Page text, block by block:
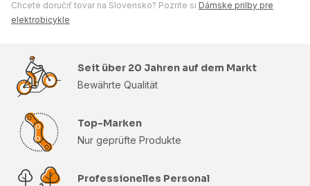
Chcete doručiť tovar na Slovensko? Pozrite si Dámske prilby pre
elektrobicykle
Seit über 20 Jahren auf dem Markt
Bewährte Qualität
Top-Marken
Nur geprüfte Produkte
Professionelles Personal